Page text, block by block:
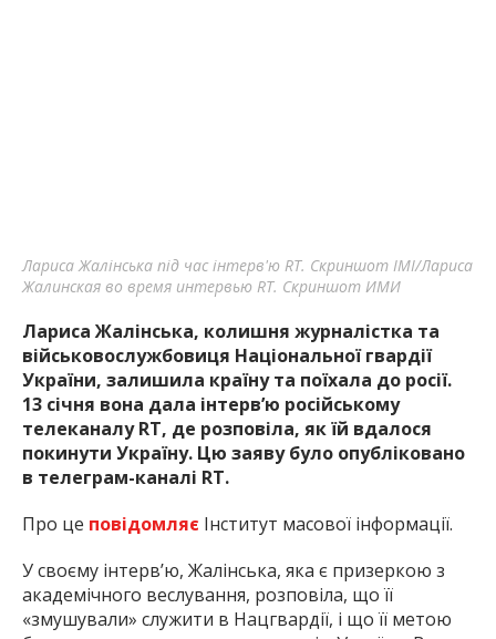
Лариса Жалінська під час інтерв'ю RT. Скриншот ІМІ/Лариса
Жалинская во время интервью RT. Скриншот ИМИ
Лариса Жалінська, колишня журналістка та
військовослужбовиця Національної гвардії
України, залишила країну та поїхала до росії.
13 січня вона дала інтерв’ю російському
телеканалу RT, де розповіла, як їй вдалося
покинути Україну. Цю заяву було опубліковано
в телеграм-каналі RT.
Про це повідомляє Інститут масової інформації.
У своєму інтерв’ю, Жалінська, яка є призеркою з
академічного веслування, розповіла, що її
«змушували» служити в Нацгвардії, і що її метою